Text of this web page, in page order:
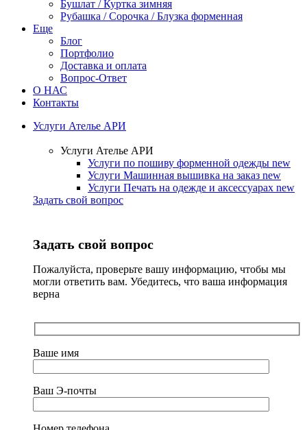
Бушлат / Куртка зимняя
Рубашка / Сорочка / Блузка форменная
Еще
Блог
Портфолио
Доставка и оплата
Вопрос-Ответ
О НАС
Контакты
Услуги Ателье АРИ
Услуги Ателье АРИ
Услуги по пошиву форменной одежды new
Услуги Машинная вышивка на заказ new
Услуги Печать на одежде и аксессуарах new
Задать свой вопрос
Задать свой вопрос
Пожалуйста, проверьте вашу информацию, чтобы мы
могли ответить вам. Убедитесь, что ваша информация
верна
Ваше имя
Ваш Э-почты